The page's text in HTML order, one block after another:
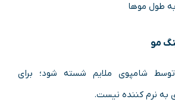
مو
شامپوی ملایم شسته شود؛ برای
به نرم کننده نیست.